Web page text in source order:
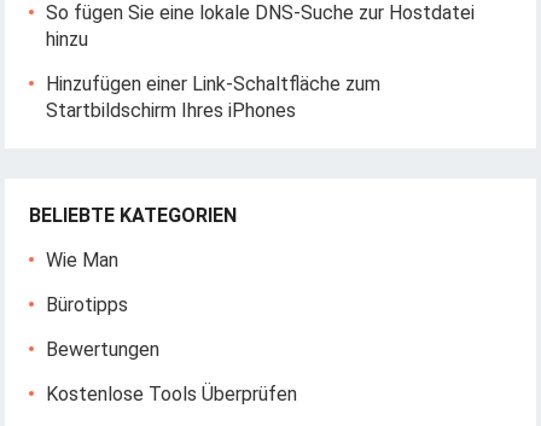
So fügen Sie eine lokale DNS-Suche zur Hostdatei
hinzu
Hinzufügen einer Link-Schaltfläche zum
Startbildschirm Ihres iPhones
BELIEBTE KATEGORIEN
Wie Man
Bürotipps
Bewertungen
Kostenlose Tools Überprüfen